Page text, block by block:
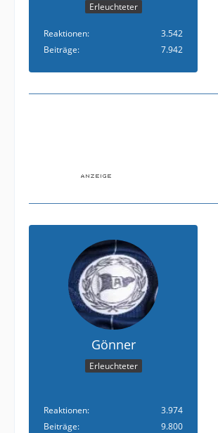
Erleuchteter
Reaktionen
3.542
Beiträge
7.942
Gönner
Erleuchteter
Reaktionen
3.974
Beiträge
9.800